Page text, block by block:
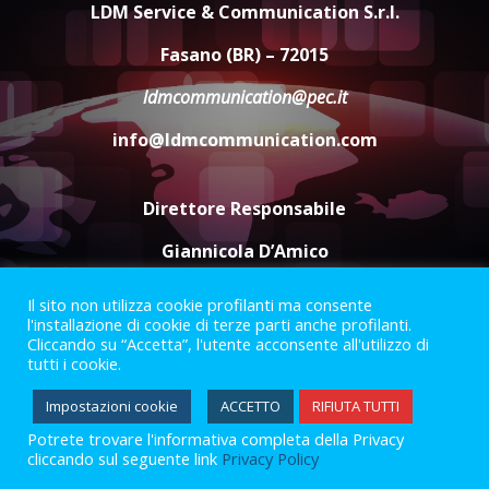
Santis
8 Agosto 2026 07:30
Politiche Giovanili e Mobilità
Sostenibile: premiati gli studenti
universitari del bando “La strada
giusta”
8 Agosto 2026 07:15
LDM Service & Communication S.r.l.
Fasano (BR) – 72015
ldmcommunication@pec.it
info@ldmcommunication.com
Direttore Responsabile
Giannicola D’Amico
Termini e Condizioni
Privacy Policy
Informazioni Legali
Facebook
Instagram
Youtube
2023 © Gofasano|Powered byCreativestudio
Il sito non utilizza cookie profilanti ma consente
l'installazione di cookie di terze parti anche profilanti.
Cliccando su “Accetta”, l'utente acconsente all'utilizzo di
tutti i cookie.
Impostazioni cookie ACCETTO RIFIUTA TUTTI
Potrete trovare l'informativa completa della Privacy
cliccando sul seguente link Privacy Policy